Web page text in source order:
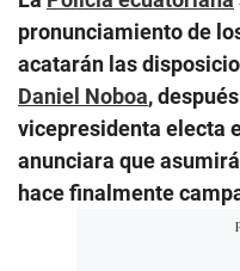
pronunciamiento de
acatarán las
Daniel Noboa,
vicepresidenta electa
anunciara que
hace finalmente